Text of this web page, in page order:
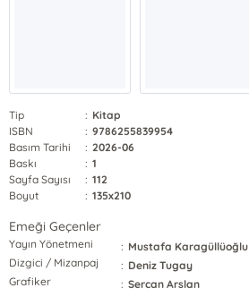
Tip : Kitap
ISBN
: 9786255839954
Basım Tarihi
: 2026-06
Baskı
: 1
Sayfa Sayısı
: 112
Boyut
: 135x210
Emeği Geçenler
Yayın Yönetmeni : Mustafa Karagüllüoğlu
Dizgici / Mizanpaj
: Deniz Tugay
Grafiker
: Sercan Arslan